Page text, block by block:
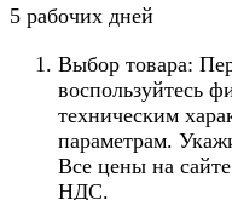
5 рабочих дней
Выбор товара:
воспользуйтесь
техническим
параметрам.
Все цены на
НДС.